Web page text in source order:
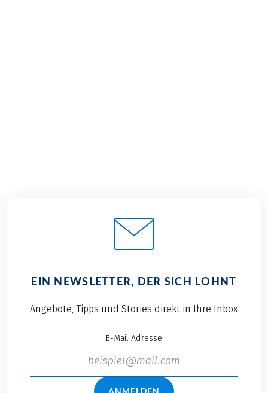
EIN NEWSLETTER, DER SICH LOHNT
Angebote, Tipps und Stories direkt in Ihre Inbox
E-Mail Adresse